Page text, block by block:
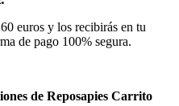
euros y los recibirás en tu
de pago 100% segura.
de Reposapies Carrito